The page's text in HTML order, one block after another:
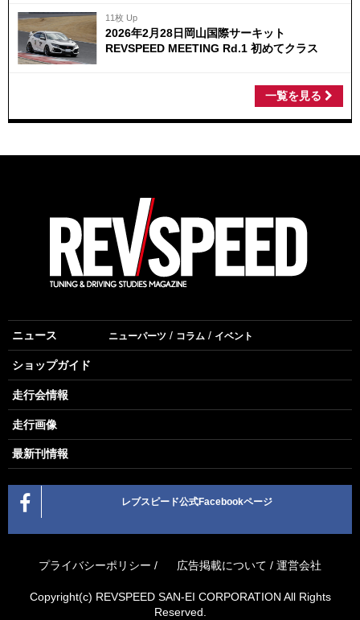
11枚 Up
2026年2月28日岡山国際サーキット
REVSPEED MEETING Rd.1 初めてクラス
一覧を見る
ニュース ニューパーツ コラム イベント
ショップガイド
走行会情報
走行画像
最新刊情報
レブスピード公式Facebookページ
プライバシーポリシー / 広告掲載について / 運営会社
Copyright(c) REVSPEED SAN-EI CORPORATION All Rights
Reserved.